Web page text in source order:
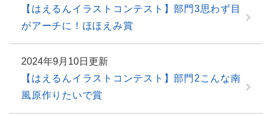
【はえるんイラストコンテスト】部門3思わず目
がアーチに！ほほえみ賞
2024年9月10日更新
【はえるんイラストコンテスト】部門2こんな南
風原作りたいで賞